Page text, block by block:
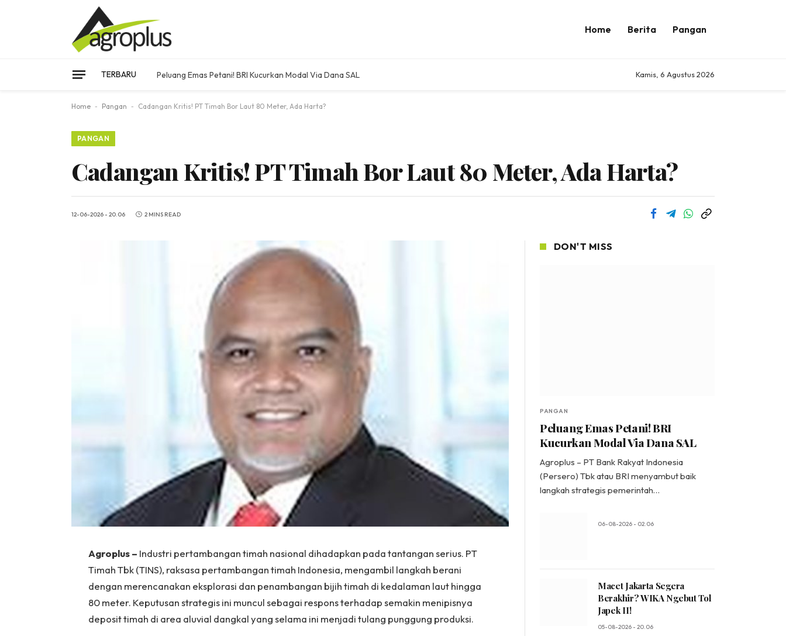
Home Berita Pangan
TERBARU Peluang Emas Petani! BRI Kucurkan Modal Via Dana SAL Kamis, 6 Agustus 2026
Home - Pangan - Cadangan Kritis! PT Timah Bor Laut 80 Meter, Ada Harta?
PANGAN
Cadangan Kritis! PT Timah Bor Laut 80 Meter, Ada Harta?
12-06-2026 - 20.06 2 MINS READ
Agroplus – Industri pertambangan timah nasional dihadapkan pada tantangan serius. PT
Timah Tbk (TINS), raksasa pertambangan timah Indonesia, mengambil langkah berani
dengan merencanakan eksplorasi dan penambangan bijih timah di kedalaman laut hingga
80 meter. Keputusan strategis ini muncul sebagai respons terhadap semakin menipisnya
deposit timah di area aluvial dangkal yang selama ini menjadi tulang punggung produksi.
DON'T MISS
PANGAN
Peluang Emas Petani! BRI
Kucurkan Modal Via Dana SAL
Agroplus – PT Bank Rakyat Indonesia
(Persero) Tbk atau BRI menyambut baik
langkah strategis pemerintah…
06-08-2026 - 02.06
Macet Jakarta Segera
Berakhir? WIKA Ngebut Tol
Japek II!
05-08-2026 - 20.06